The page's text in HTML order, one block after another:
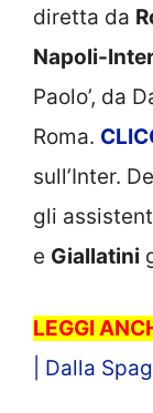
diretta da
Napoli-
Paolo’, da
Roma.
sull’Inter.
gli
e Giallatini
LEGGI
| Dalla